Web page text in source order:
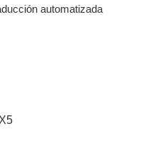
automatizada